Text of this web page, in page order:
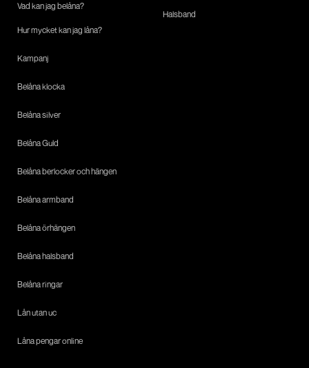
Vad kan jag belåna?
Hur mycket kan jag låna?
Kampanj
Belåna klocka
Belåna silver
Belåna Guld
Belåna berlocker och hängen
Belåna armband
Belåna örhängen
Belåna halsband
Belåna ringar
Lån utan uc
Låna pengar online
Halsband